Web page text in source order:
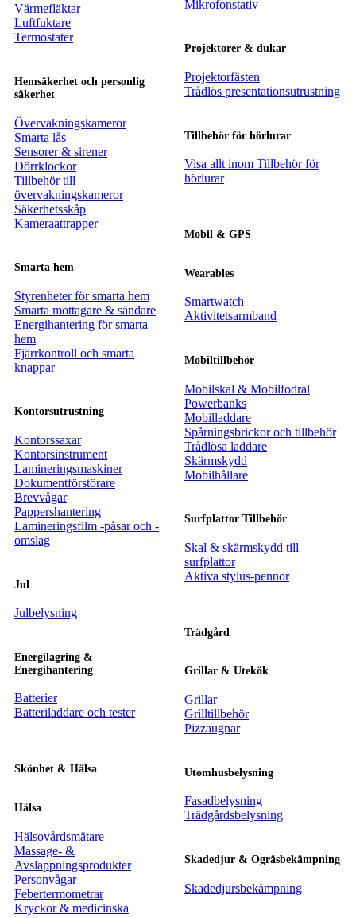
Värmefläktar
Luftfuktare
Termostater
Hemsäkerhet och personlig
säkerhet
Övervakningskameror
Smarta lås
Sensorer & sirener
Dörrklockor
Tillbehör till
övervakningskameror
Säkerhetsskåp
Kameraattrapper
Smarta hem
Styrenheter för smarta hem
Smarta mottagare & sändare
Energihantering för smarta
hem
Fjärrkontroll och smarta
knappar
Kontorsutrustning
Kontorssaxar
Kontorsinstrument
Lamineringsmaskiner
Dokumentförstörare
Brevvågar
Pappershantering
Lamineringsfilm -påsar och -
omslag
Jul
Julbelysning
Energilagring &
Energihantering
Batterier
Batteriladdare och tester
Skönhet & Hälsa
Hälsa
Hälsovårdsmätare
Massage- &
Avslappningsprodukter
Personvågar
Febertermometrar
Kryckor & medicinska
Mikrofonstativ
Projektorer & dukar
Projektorfästen
Trådlös presentationsutrustning
Tillbehör för hörlurar
Visa allt inom Tillbehör för
hörlurar
Mobil & GPS
Wearables
Smartwatch
Aktivitetsarmband
Mobiltillbehör
Mobilskal & Mobilfodral
Powerbanks
Mobilladdare
Spårningsbrickor och tillbehör
Trådlösa laddare
Skärmskydd
Mobilhållare
Surfplattor Tillbehör
Skal & skärmskydd till
surfplattor
Aktiva stylus-pennor
Trädgård
Grillar & Utekök
Grillar
Grilltillbehör
Pizzaugnar
Utomhusbelysning
Fasadbelysning
Trädgårdsbelysning
Skadedjur & Ogräsbekämpning
Skadedjursbekämpning